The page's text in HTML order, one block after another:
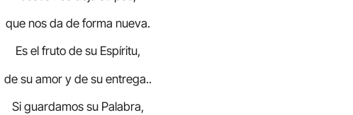
que nos da de forma nueva.
Es el fruto de su Espíritu,
de su amor y de su entrega..
Si guardamos su Palabra,